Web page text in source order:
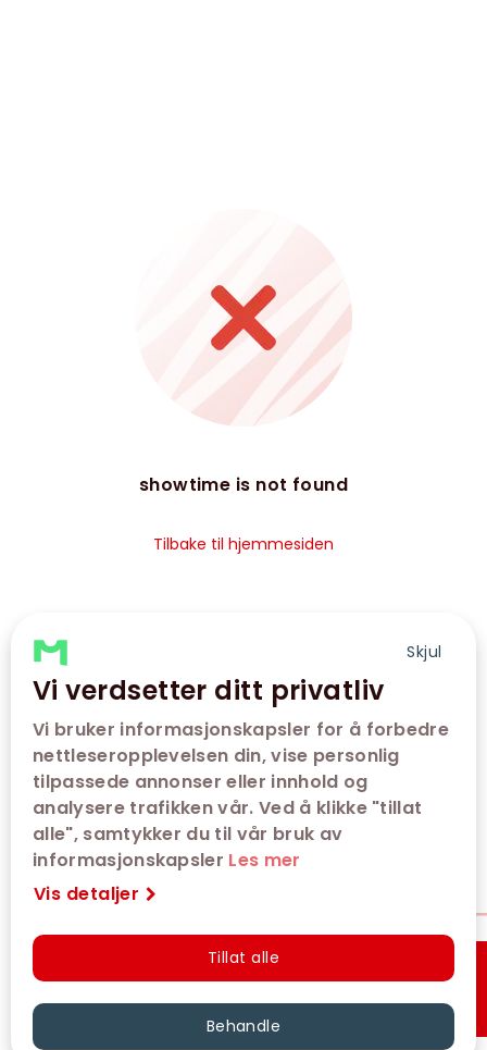
Skjul
Vi verdsetter ditt privatliv
Vi bruker informasjonskapsler for å forbedre
nettleseropplevelsen din, vise personlig
tilpassede annonser eller innhold og
analysere trafikken vår. Ved å klikke "tillat
alle", samtykker du til vår bruk av
informasjonskapsler Les mer
Vis detaljer
Tillat alle
Behandle
showtime is not found
Tilbake til hjemmesiden
Hurtigkjøp